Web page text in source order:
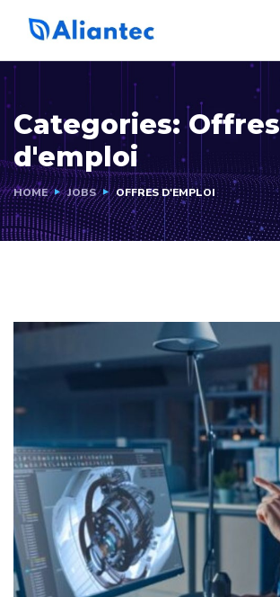
Categories:Offres
d'emploi
HOME JOBS OFFRES D'EMPLOI